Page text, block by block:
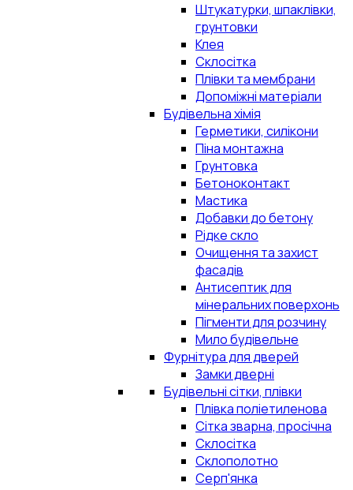
Штукатурки, шпаклівки,
грунтовки
Клея
Склосітка
Плівки та мембрани
Допоміжні матеріали
Будівельна хімія
Герметики, силікони
Піна монтажна
Грунтовка
Бетоноконтакт
Мастика
Добавки до бетону
Рідке скло
Очищення та захист
фасадів
Антисептик для
мінеральних поверхонь
Пігменти для розчину
Мило будівельне
Фурнітура для дверей
Замки дверні
Будівельні сітки, плівки
Плівка поліетиленова
Сітка зварна, просічна
Склосітка
Склополотно
Серп'янка